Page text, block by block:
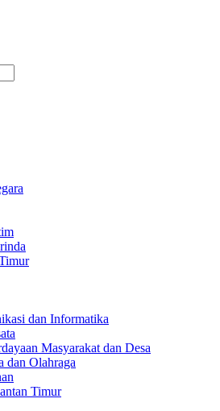
dan Informatika
Masyarakat dan Desa
dan Olahraga
Timur